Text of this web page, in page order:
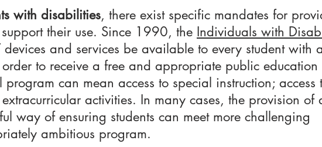
with disabilities, there exist specific mandates for
their use. Since 1990, the Individuals with
and services be available to every student with a
to receive a free and appropriate public education
can mean access to special instruction; access
activities. In many cases, the provision of
way of ensuring students can meet more challenging
ambitious program.